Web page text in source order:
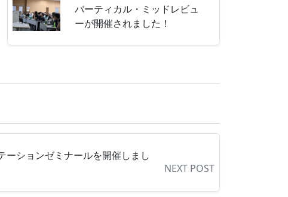
バーティカル・ミッドレビュ
ーが開催されました！
ションゼミナールを開催しまし
NEXT POST